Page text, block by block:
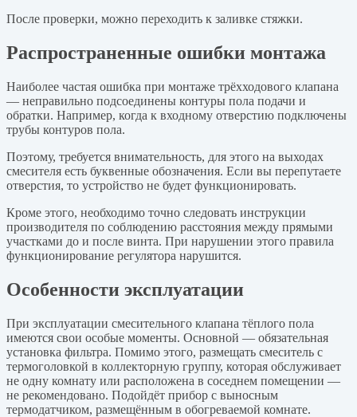
После проверки, можно переходить к заливке стяжки.
Распространенные ошибки монтажа
Наиболее частая ошибка при монтаже трёхходового клапана
— неправильно подсоединены контуры пола подачи и
обратки. Например, когда к входному отверстию подключены
трубы контуров пола.
Поэтому, требуется внимательность, для этого на выходах
смесителя есть буквенные обозначения. Если вы перепутаете
отверстия, то устройство не будет функционировать.
Кроме этого, необходимо точно следовать инструкции
производителя по соблюдению расстояния между прямыми
участками до и после винта. При нарушении этого правила
функционирование регулятора нарушится.
Особенности эксплуатации
При эксплуатации смесительного клапана тёплого пола
имеются свои особые моменты. Основной — обязательная
установка фильтра. Помимо этого, размещать смеситель с
термоголовкой в коллекторную группу, которая обслуживает
не одну комнату или расположена в соседнем помещении —
не рекомендовано. Подойдёт прибор с выносным
термодатчиком, размещённым в обогреваемой комнате.